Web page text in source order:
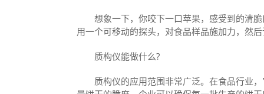
想象一下，你咬下一口苹果，感受到的清脆
用一个可移动的探头，对食品样品施加力，然
质构仪能做什么?
质构仪的应用范围非常广泛。在食品行业，